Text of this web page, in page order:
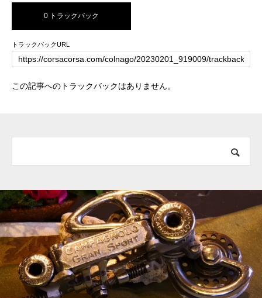
0 トラックバック
トラックバックURL
この記事へのトラックバックはありません。